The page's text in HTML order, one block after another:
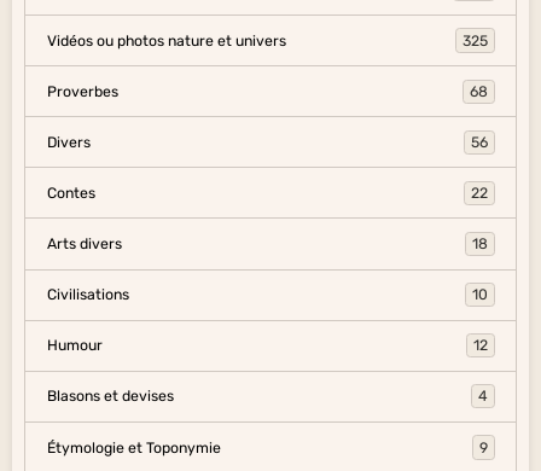
Vidéos ou photos nature et univers 325
Proverbes 68
Divers 56
Contes 22
Arts divers 18
Civilisations 10
Humour 12
Blasons et devises 4
Étymologie et Toponymie 9